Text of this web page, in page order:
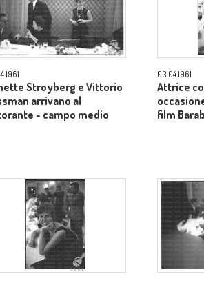
Stroyberg e Vittorio
arrivano al
- campo medio
03.04.1961
Attrice
film